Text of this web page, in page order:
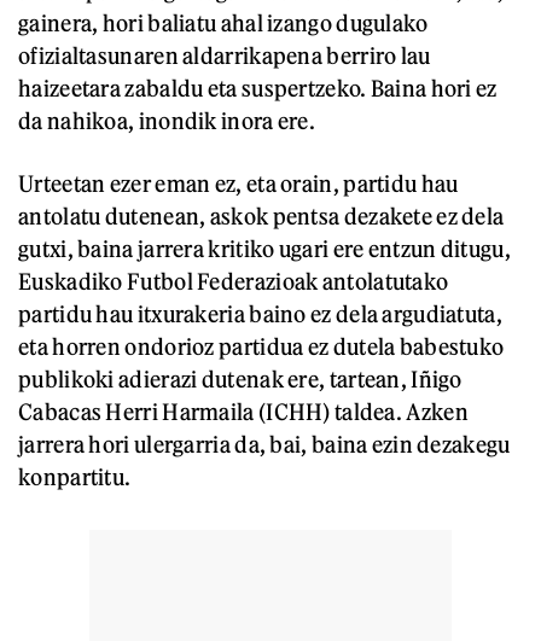
gainera, hori baliatu ahal izango dugulako
ofizialtasunaren aldarrikapena berriro lau
haizeetara zabaldu eta suspertzeko. Baina hori ez
da nahikoa, inondik inora ere.
Urteetan ezer eman ez, eta orain, partidu hau
antolatu dutenean, askok pentsa dezakete ez dela
gutxi, baina jarrera kritiko ugari ere entzun ditugu,
Euskadiko Futbol Federazioak antolatutako
partidu hau itxurakeria baino ez dela argudiatuta,
eta horren ondorioz partidua ez dutela babestuko
publikoki adierazi dutenak ere, tartean, Iñigo
Cabacas Herri Harmaila (ICHH) taldea. Azken
jarrera hori ulergarria da, bai, baina ezin dezakegu
konpartitu.